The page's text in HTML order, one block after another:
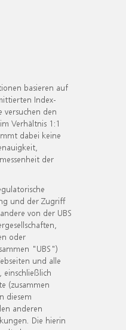
basieren auf
Index-
versuchen den
Verhältnis 1:1
dabei keine
der
und der Zugriff
von der UBS
oder
"UBS")
und alle
(zusammen
diesem
anderen
Die hierin